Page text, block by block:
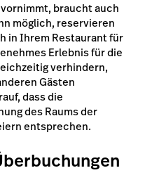
braucht auch
möglich, reservieren
in Ihrem Restaurant für
Erlebnis für die
verhindern,
Gästen
dass die
des Raums der
entsprechen.